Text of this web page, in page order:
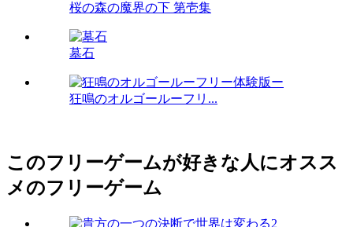
桜の森の魔界の下 第壱集
墓石
狂鳴のオルゴールーフリ...
このフリーゲームが好きな人にオスス
メのフリーゲーム